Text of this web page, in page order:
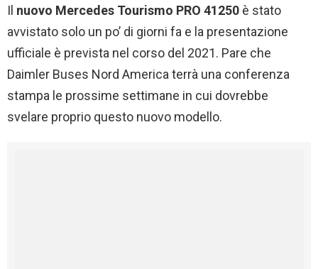
Il nuovo Mercedes Tourismo PRO 41250 è stato
avvistato solo un po’ di giorni fa e la presentazione
ufficiale è prevista nel corso del 2021. Pare che
Daimler Buses Nord America terrà una conferenza
stampa le prossime settimane in cui dovrebbe
svelare proprio questo nuovo modello.